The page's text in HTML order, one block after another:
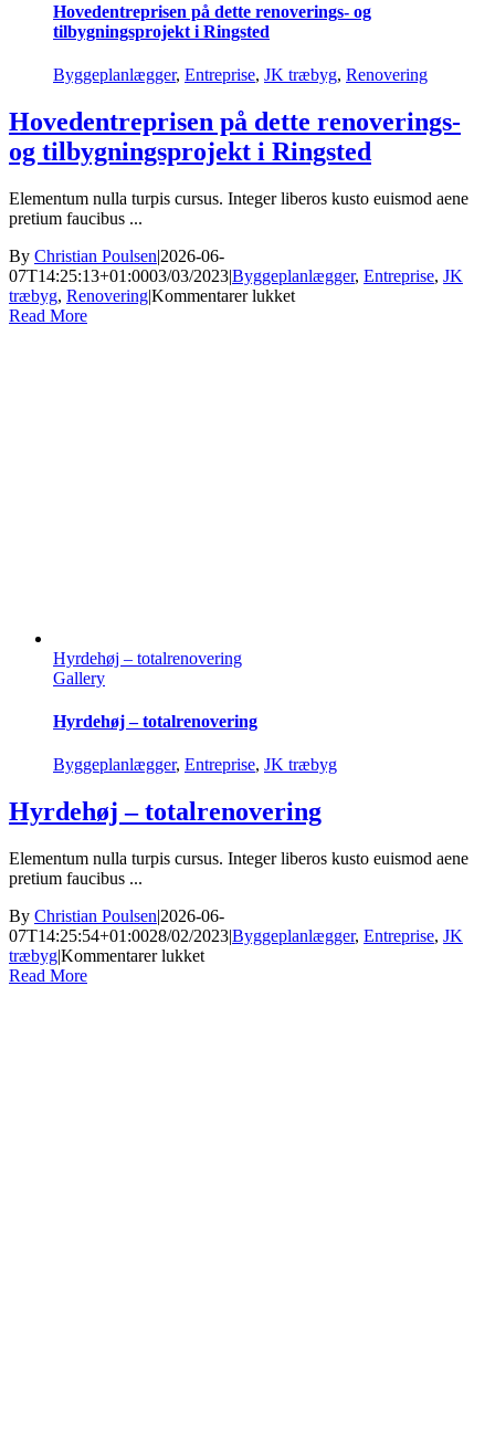
Hovedentreprisen på dette renoverings- og
tilbygningsprojekt i Ringsted
Byggeplanlægger, Entreprise, JK træbyg, Renovering
Hovedentreprisen på dette renoverings-
og tilbygningsprojekt i Ringsted
Elementum nulla turpis cursus. Integer liberos kusto euismod aene
pretium faucibus ...
By Christian Poulsen|2026-06-
07T14:25:13+01:0003/03/2023|Byggeplanlægger, Entreprise, JK
træbyg, Renovering|Kommentarer lukkettil
Read More
Hyrdehøj – totalrenovering
Gallery
Hyrdehøj – totalrenovering
Byggeplanlægger, Entreprise, JK træbyg
Hyrdehøj – totalrenovering
Elementum nulla turpis cursus. Integer liberos kusto euismod aene
pretium faucibus ...
By Christian Poulsen|2026-06-
07T14:25:54+01:0028/02/2023|Byggeplanlægger, Entreprise, JK
træbyg|Kommentarer lukkettil
Read More